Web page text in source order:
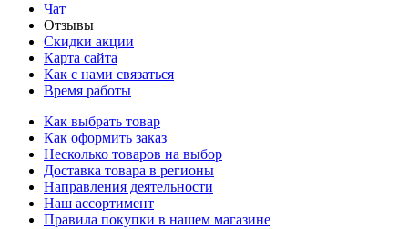
Чат
Отзывы
Скидки акции
Карта сайта
Как с нами связаться
Время работы
Как выбрать товар
Как оформить заказ
Несколько товаров на выбор
Доставка товара в регионы
Направления деятельности
Наш ассортимент
Правила покупки в нашем магазине